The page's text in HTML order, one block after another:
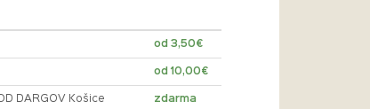
od 3,50€
od 10,00€
DARGOV Košice zdarma